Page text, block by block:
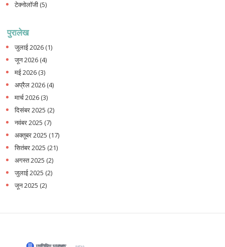
टेक्नोलॉजी (5)
पुरालेख
जुलाई 2026 (1)
जून 2026 (4)
मई 2026 (3)
अप्रैल 2026 (4)
मार्च 2026 (3)
दिसंबर 2025 (2)
नवंबर 2025 (7)
अक्तूबर 2025 (17)
सितंबर 2025 (21)
अगस्त 2025 (2)
जुलाई 2025 (2)
जून 2025 (2)